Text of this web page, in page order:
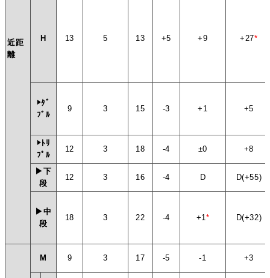
近距
離
H 13 5 13 +5 +9 +27*
▶ﾀﾞ
ﾌﾞﾙ
9 3 15 -3 +1 +5
▶ﾄﾘ
ﾌﾟﾙ
12 3 18 -4 ±0 +8
▶下
段
12 3 16 -4 D D(+55)
▶中
段
18 3 22 -4 +1* D(+32)
M 9 3 17 -5 -1 +3